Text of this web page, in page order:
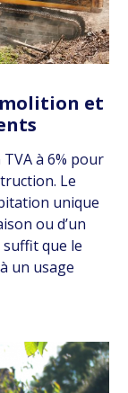
et
à 6% pour
Le
unique
ou d’un
que le
un usage